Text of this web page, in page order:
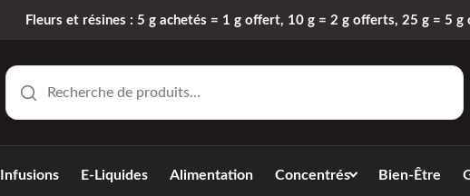
Fleurs et résines : 5 g achetés = 1 g offert, 10 g = 2 g offerts, 25 g = 5 g
Infusions E-Liquides Alimentation Concentrés Bien-Être